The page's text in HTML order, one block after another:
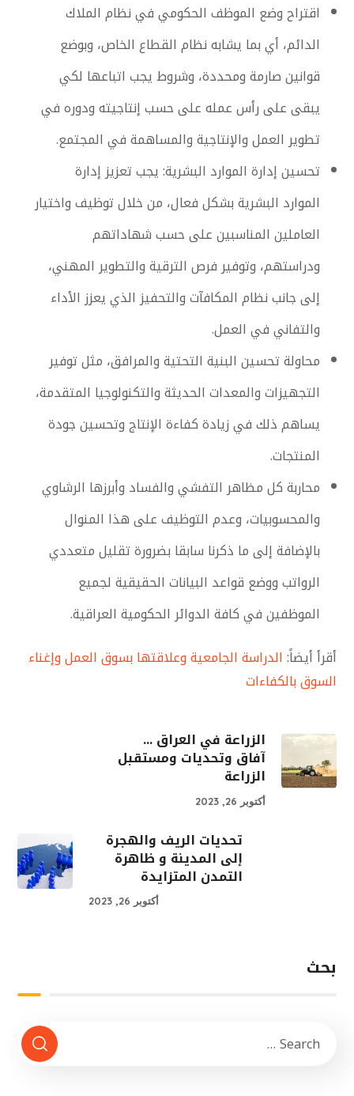
اقتراح وضع الموظف الحكومي في نظام الملاك
الدائم، أي بما يشابه نظام القطاع الخاص، وبوضع
قوانين صارمة ومحددة، وشروط يجب اتباعها لكي
يبقى على رأس عمله على حسب إنتاجيته ودوره في
تطوير العمل والإنتاجية والمساهمة في المجتمع.
تحسين إدارة الموارد البشرية: يجب تعزيز إدارة
الموارد البشرية بشكل فعال، من خلال توظيف واختيار
العاملين المناسبين على حسب شهاداتهم
ودراستهم، وتوفير فرص الترقية والتطوير المهني،
إلى جانب نظام المكافآت والتحفيز الذي يعزز الأداء
والتفاني في العمل.
محاولة تحسين البنية التحتية والمرافق، مثل توفير
التجهيزات والمعدات الحديثة والتكنولوجيا المتقدمة،
يساهم ذلك في زيادة كفاءة الإنتاج وتحسين جودة
المنتجات.
محاربة كل مظاهر التفشي والفساد وأبرزها الرشاوي
والمحسوبيات، وعدم التوظيف على هذا المنوال
بالإضافة إلى ما ذكرنا سابقا بضرورة تقليل متعددي
الرواتب ووضع قواعد البيانات الحقيقية لجميع
الموظفين في كافة الدوائر الحكومية العراقية.
أقرأ أيضاً:الدراسة الجامعية وعلاقتها بسوق العمل وإغناء
السوق بالكفاءات
الزراعة في العراق ...
آفاق وتحديات ومستقبل
الزراعة
أكتوبر 26, 2023
تحديات الريف والهجرة
إلى المدينة و ظاهرة
التمدن المتزايدة
أكتوبر 26, 2023
بحث